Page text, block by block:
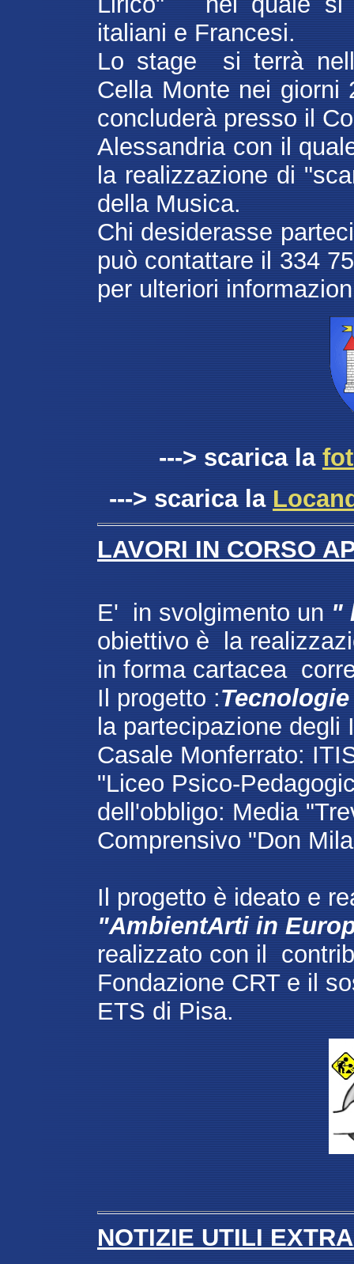
italiani e Francesi.
Lo stage si terrà
Cella Monte nei
concluderà presso il
Alessandria con il
la realizzazione di
della Musica.
Chi desiderasse
può contattare il 334
per ulteriori
---> scarica la
---> scarica la
LAVORI IN CORSO
E' in svolgimento un "
obiettivo è la
in forma cartacea
Il progetto :
la partecipazione degli
Casale Monferrato:
"Liceo Psico-
dell'obbligo: Media
Comprensivo "Don
Il progetto è ideato e
"AmbientArti in
realizzato con il
Fondazione CRT e il
ETS di Pisa.
NOTIZIE UTILI